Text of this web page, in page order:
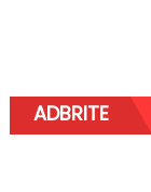
ADBRITE